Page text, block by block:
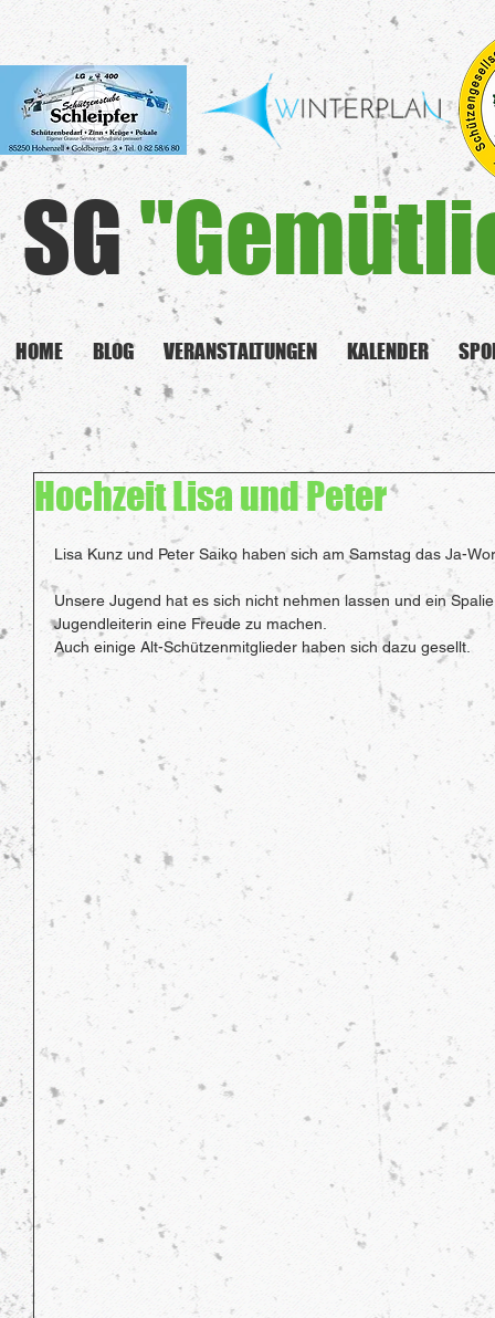
SG
HOME BLOG VERANSTALTUNGEN KALENDER
Hochzeit Lisa und Peter
Lisa Kunz und Peter Saiko haben sich am Samstag das Ja-
Unsere Jugend hat es sich nicht nehmen lassen und ein
Jugendleiterin eine Freude zu machen.
Auch einige Alt-Schützenmitglieder haben sich dazu gesellt.